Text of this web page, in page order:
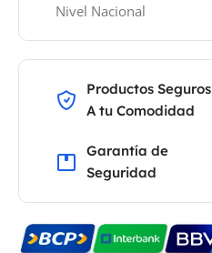
Nivel Nacional
Productos Seguros
A tu Comodidad
Garantía de
Seguridad